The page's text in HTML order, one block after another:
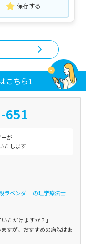
保存する
こちら1
651
ーが
たします
ベンダー の理学療法士
ただけますか？」
すが、おすすめの病院はあ